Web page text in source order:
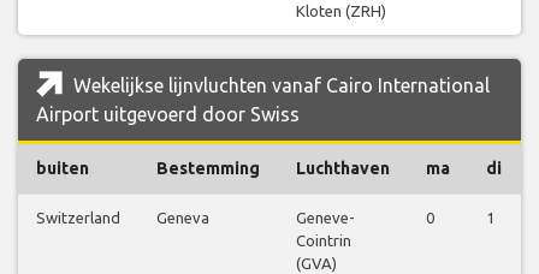
Kloten (ZRH)
Wekelijkse lijnvluchten vanaf Cairo International
Airport uitgevoerd door Swiss
buiten Bestemming Luchthaven ma di
Switzerland Geneva
Geneve-
Cointrin
(GVA)
0 1